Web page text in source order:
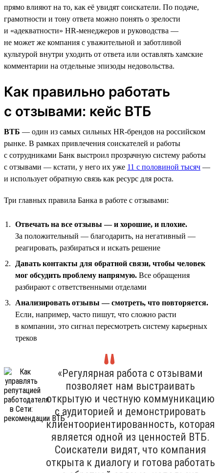
прямо влияют на то, как её увидят соискатели. По подаче,
грамотности и тону ответа можно понять о зрелости
и «адекватности» HR-менеджеров и руководства —
не может же компания с уважительной и заботливой
культурой внутри уходить от ответа или оставлять хамские
комментарии на отдельные эпизоды недовольства.
Как правильно работать
с отзывами: кейс ВТБ
ВТБ — один из самых сильных HR-брендов на российском
рынке. В рамках привлечения соискателей и работы
с сотрудниками Банк выстроил прозрачную систему работы
с отзывами — кстати, у него их уже 11 с половиной тысяч —
и использует обратную связь как ресурс для роста.
Три главных правила Банка в работе с отзывами:
Отвечать на все отзывы — и хорошие, и плохие.
За положительный — благодарить, на негативный —
реагировать, разбираться и искать решение
Давать контакты для обратной связи, чтобы человек
мог обсудить проблему напрямую. Все обращения
разбирают с ответственными отделами
Анализировать отзывы — смотреть, что повторяется.
Если, например, часто пишут, что сложно расти
в компании, это сигнал пересмотреть систему карьерных
треков
«Регулярная работа с отзывами
позволяет нам выстраивать
открытую и честную коммуникацию
с аудиторией и демонстрировать
клиентоориентированность, которая
является одной из ценностей ВТБ.
Соискатели видят, что компания
открыта к диалогу и готова работать